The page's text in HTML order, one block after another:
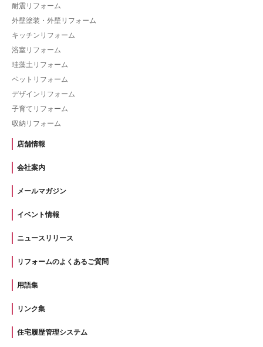
耐震リフォーム
外壁塗装・外壁リフォーム
キッチンリフォーム
浴室リフォーム
珪藻土リフォーム
ペットリフォーム
デザインリフォーム
子育てリフォーム
収納リフォーム
店舗情報
会社案内
メールマガジン
イベント情報
ニュースリリース
リフォームのよくあるご質問
用語集
リンク集
住宅履歴管理システム